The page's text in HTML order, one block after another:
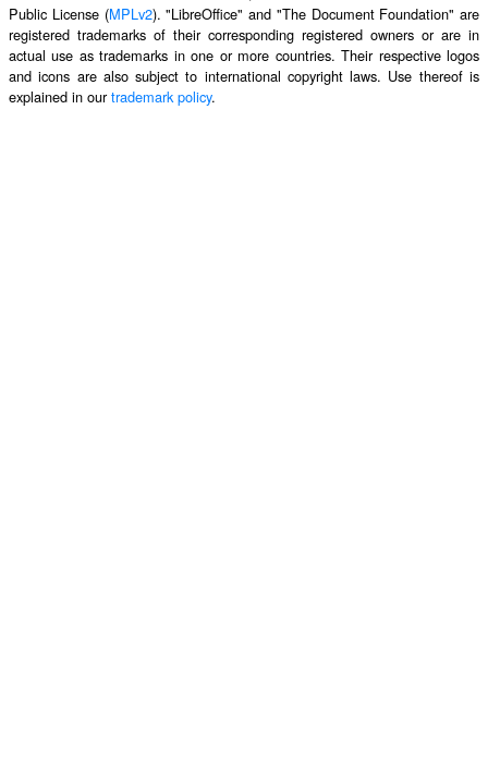
Public License (MPLv2). "LibreOffice" and "The Document Foundation" are
registered trademarks of their corresponding registered owners or are in
actual use as trademarks in one or more countries. Their respective logos
and icons are also subject to international copyright laws. Use thereof is
explained in ourtrademark policy.